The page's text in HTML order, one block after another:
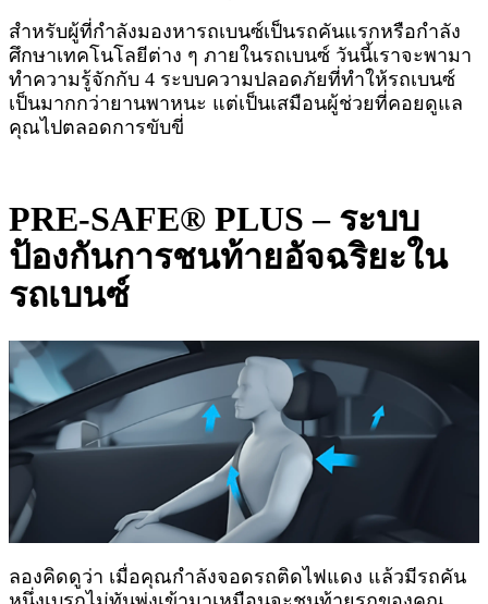
สำหรับผู้ที่กำลังมองหารถเบนซ์เป็นรถคันแรกหรือกำลัง
ศึกษาเทคโนโลยีต่าง ๆ ภายในรถเบนซ์ วันนี้เราจะพามา
ทำความรู้จักกับ 4 ระบบความปลอดภัยที่ทำให้รถเบนซ์
เป็นมากกว่ายานพาหนะ แต่เป็นเสมือนผู้ช่วยที่คอยดูแล
คุณไปตลอดการขับขี่
PRE-SAFE® PLUS – ระบบ
ป้องกันการชนท้ายอัจฉริยะใน
รถเบนซ์
ลองคิดดูว่า เมื่อคุณกำลังจอดรถติดไฟแดง แล้วมีรถคัน